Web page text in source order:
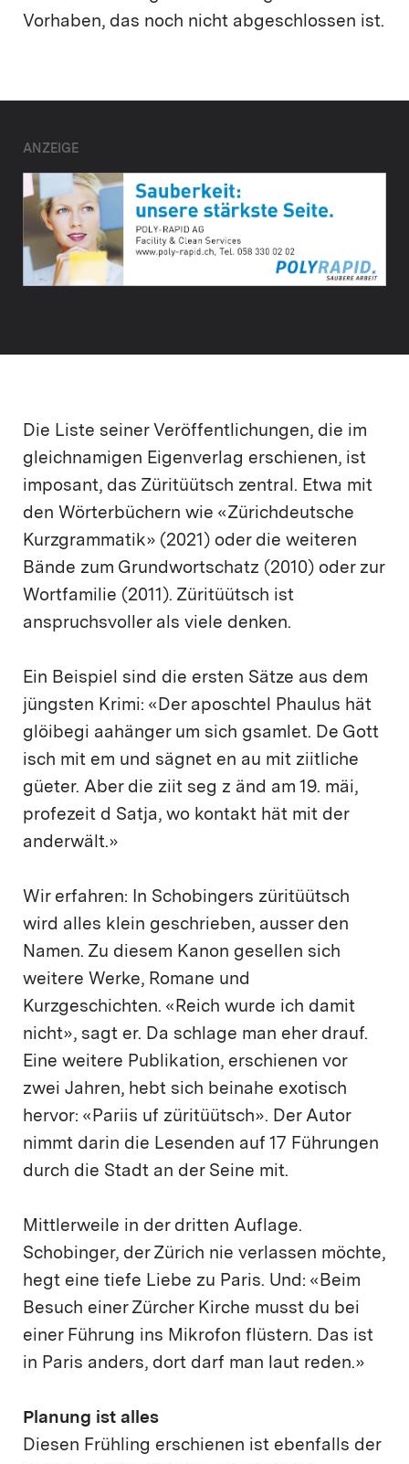
Vorhaben, das noch nicht abgeschlossen ist.
ANZEIGE
Die Liste seiner Veröffentlichungen, die im
gleichnamigen Eigenverlag erschienen, ist
imposant, das Züritüütsch zentral. Etwa mit
den Wörterbüchern wie «Zürichdeutsche
Kurzgrammatik» (2021) oder die weiteren
Bände zum Grundwortschatz (2010) oder zur
Wortfamilie (2011). Züritüütsch ist
anspruchsvoller als viele denken.
Ein Beispiel sind die ersten Sätze aus dem
jüngsten Krimi: «Der aposchtel Phaulus hät
glöibegi aahänger um sich gsamlet. De Gott
isch mit em und sägnet en au mit ziitliche
güeter. Aber die ziit seg z änd am 19. mäi,
profezeit d Satja, wo kontakt hät mit der
anderwält.»
Wir erfahren: In Schobingers züritüütsch
wird alles klein geschrieben, ausser den
Namen. Zu diesem Kanon gesellen sich
weitere Werke, Romane und
Kurzgeschichten. «Reich wurde ich damit
nicht», sagt er. Da schlage man eher drauf.
Eine weitere Publikation, erschienen vor
zwei Jahren, hebt sich beinahe exotisch
hervor: «Pariis uf züritüütsch». Der Autor
nimmt darin die Lesenden auf 17 Führungen
durch die Stadt an der Seine mit.
Mittlerweile in der dritten Auflage.
Schobinger, der Zürich nie verlassen möchte,
hegt eine tiefe Liebe zu Paris. Und: «Beim
Besuch einer Zürcher Kirche musst du bei
einer Führung ins Mikrofon flüstern. Das ist
in Paris anders, dort darf man laut reden.»
Planung ist alles
Diesen Frühling erschienen ist ebenfalls der